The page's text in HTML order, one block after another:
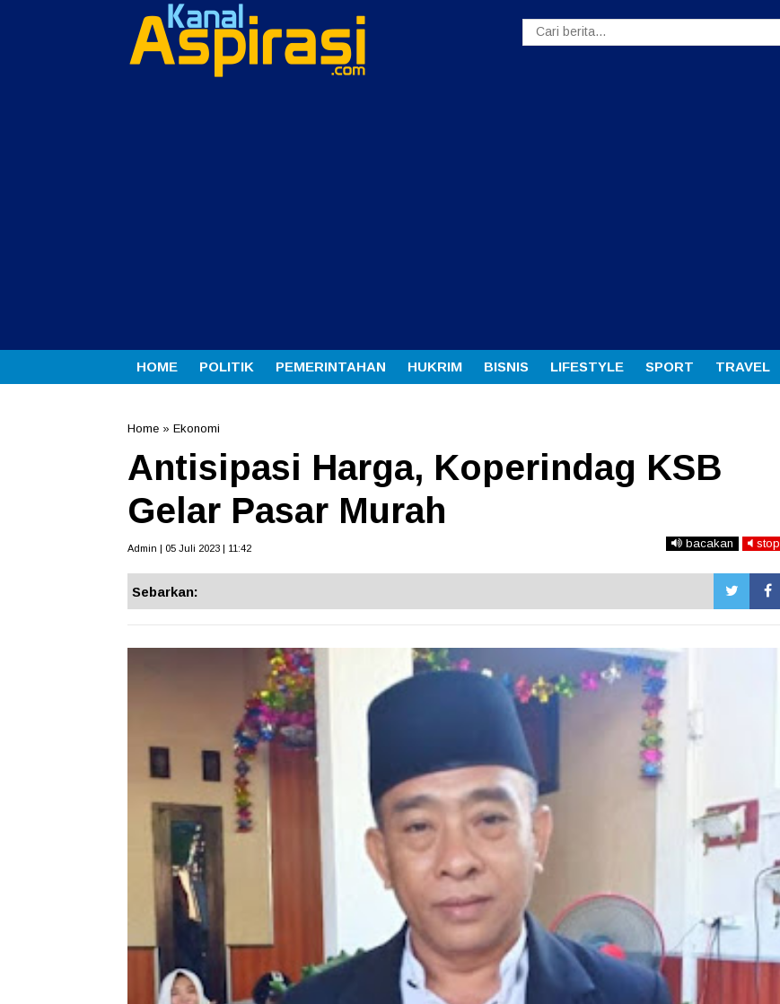
HOME POLITIK PEMERINTAHAN HUKRIM BISNIS LIFESTYLE SPORT TRAVEL
Home » Ekonomi
Antisipasi Harga, Koperindag KSB
Gelar Pasar Murah
Admin | 05 Juli 2023 | 11:42 bacakan stop
Sebarkan: